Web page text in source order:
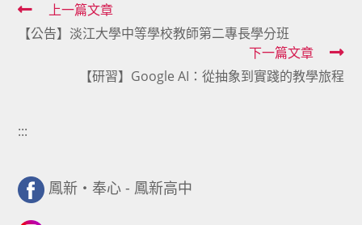
Read
more
上一篇文章
【公告】淡江大學中等學校教師第二專長學分班
下一篇文章
【研習】Google AI：從抽象到實踐的教學旅程
:::
鳳新・奉心 - 鳳新高中